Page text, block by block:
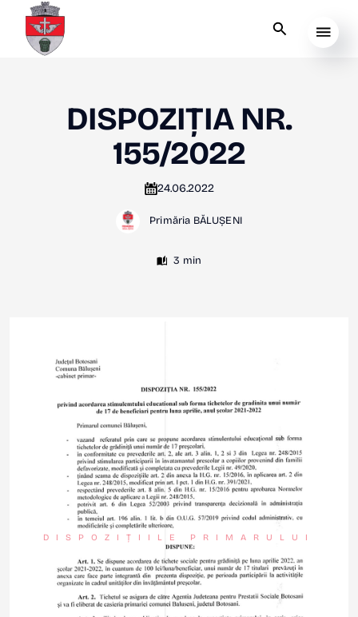
DISPOZIȚIA NR.
155/2022
24.06.2022
Primăria BĂLUȘENI
3 min
DISPOZIȚIILE PRIMARULUI